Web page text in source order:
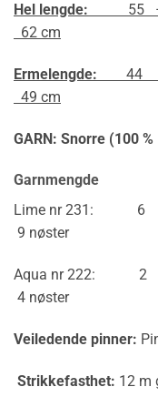
Hel lengde: 55 –
62 cm
Ermelengde: 44
49 cm
GARN: Snorre (100
Garnmengde
Lime nr
9 nøster
Aqua nr
4 nøster
Veiledende pinner:
Strikkefasthet: 12 m